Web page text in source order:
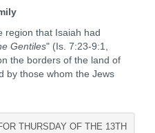
region that Isaiah had
Gentiles" (Is. 7:23-9:1,
the borders of the land of
by those whom the Jews
THURSDAY OF THE 13TH